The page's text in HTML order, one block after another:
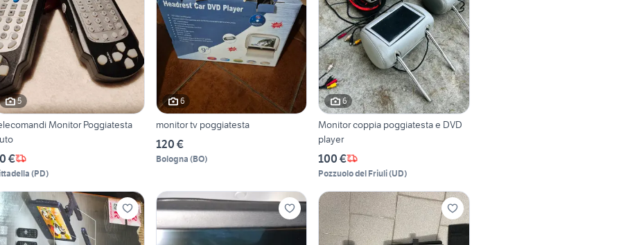
5
Monitor Poggiatesta
€
(PD)
6
monitor tv poggiatesta
120 €
Bologna (BO)
6
Monitor coppia poggiatesta e DVD
player
100 €
Pozzuolo del Friuli(UD)